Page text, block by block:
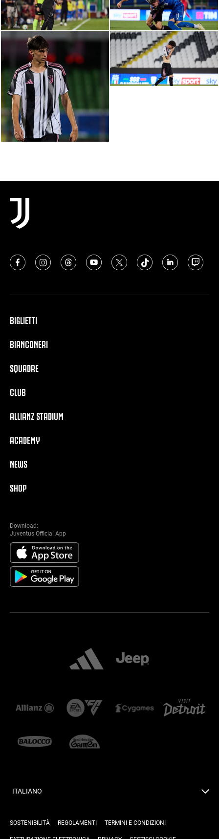
BIGLIETTI
BIANCONERI
SQUADRE
CLUB
ALLIANZ STADIUM
ACADEMY
NEWS
SHOP
Download:
Juventus Official App
ITALIANO
SOSTENIBILITÀ REGOLAMENTI TERMINI E CONDIZIONI